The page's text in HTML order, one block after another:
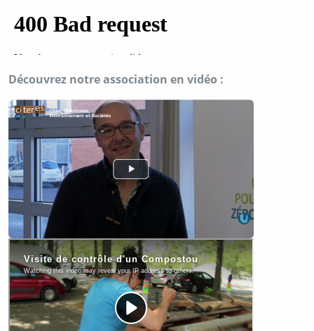
Découvrez notre association en vidéo :